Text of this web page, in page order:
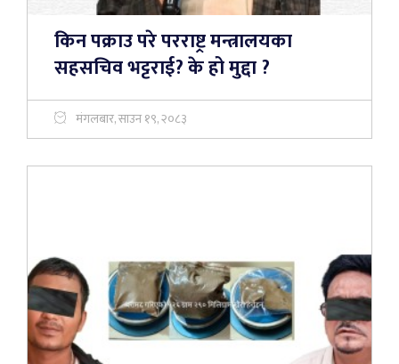
किन पक्राउ परे परराष्ट्र मन्त्रालयका
सहसचिव भट्टराई? के हो मुद्दा ?
मंगलबार, साउन १९, २०८३